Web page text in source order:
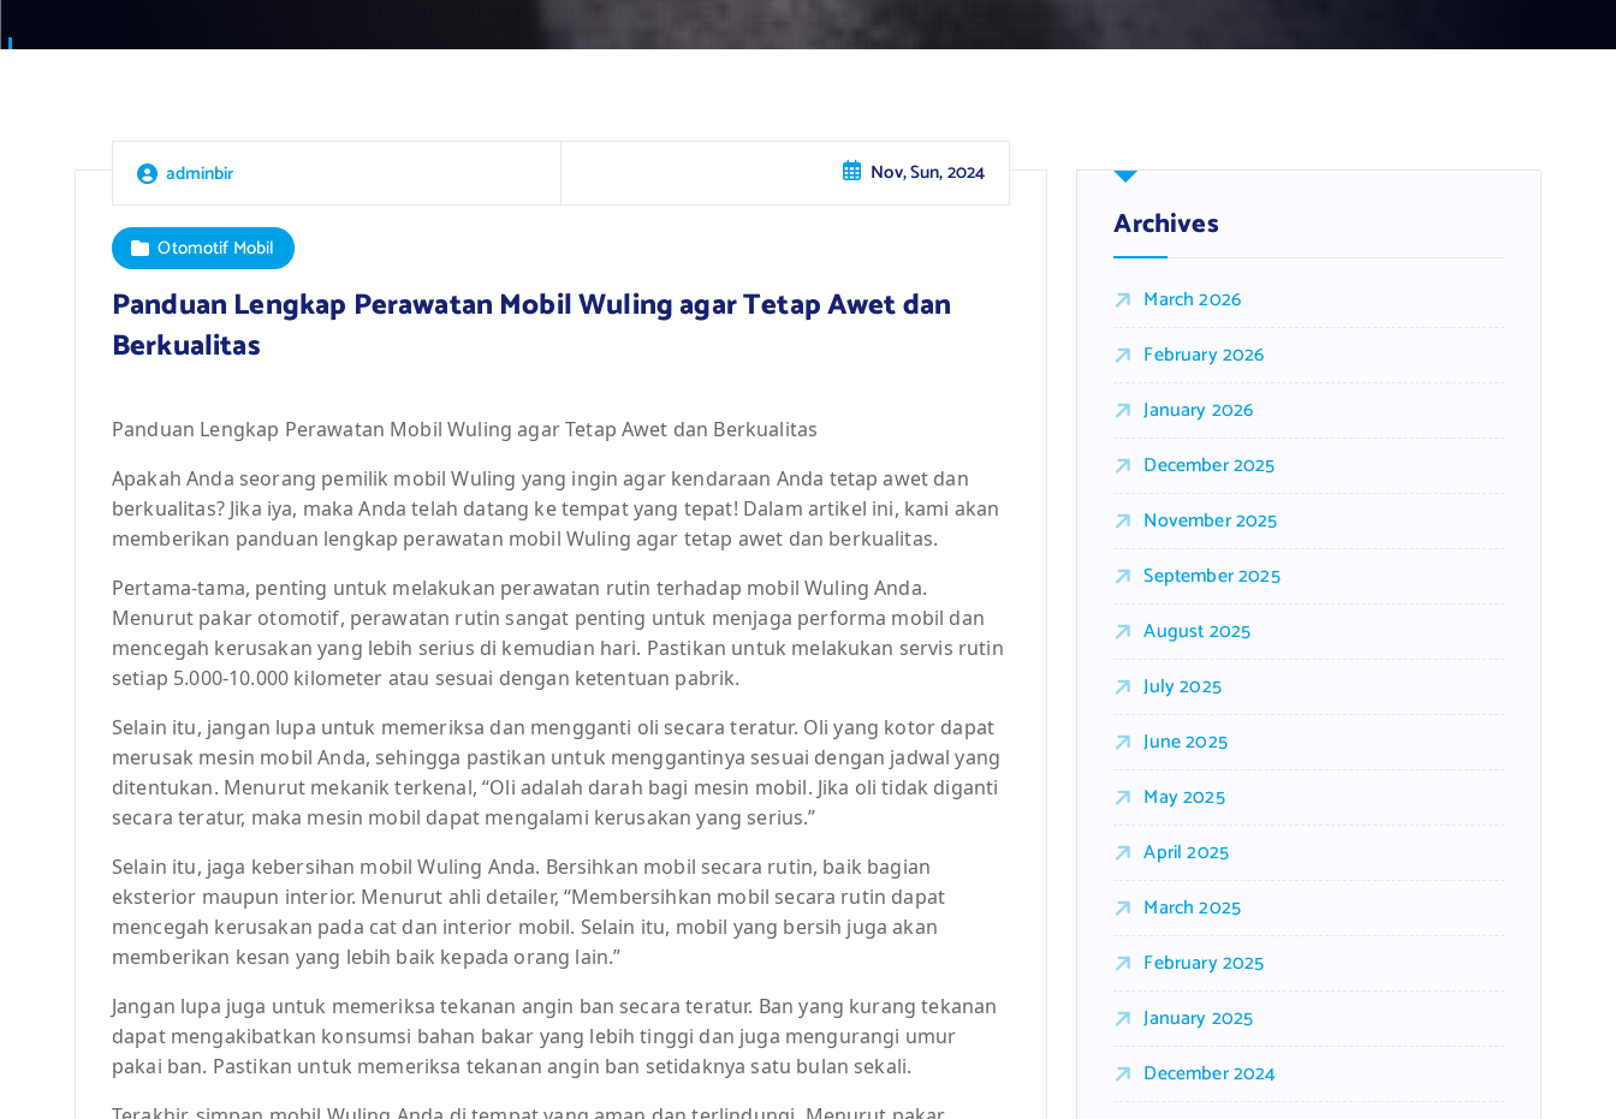
adminbir Nov, Sun, 2024
Otomotif Mobil
Panduan Lengkap Perawatan Mobil Wuling agar Tetap Awet dan
Berkualitas
Panduan Lengkap Perawatan Mobil Wuling agar Tetap Awet dan Berkualitas
Apakah Anda seorang pemilik mobil Wuling yang ingin agar kendaraan Anda tetap awet dan
berkualitas? Jika iya, maka Anda telah datang ke tempat yang tepat! Dalam artikel ini, kami akan
memberikan panduan lengkap perawatan mobil Wuling agar tetap awet dan berkualitas.
Pertama-tama, penting untuk melakukan perawatan rutin terhadap mobil Wuling Anda.
Menurut pakar otomotif, perawatan rutin sangat penting untuk menjaga performa mobil dan
mencegah kerusakan yang lebih serius di kemudian hari. Pastikan untuk melakukan servis rutin
setiap 5.000-10.000 kilometer atau sesuai dengan ketentuan pabrik.
Selain itu, jangan lupa untuk memeriksa dan mengganti oli secara teratur. Oli yang kotor dapat
merusak mesin mobil Anda, sehingga pastikan untuk menggantinya sesuai dengan jadwal yang
ditentukan. Menurut mekanik terkenal, “Oli adalah darah bagi mesin mobil. Jika oli tidak diganti
secara teratur, maka mesin mobil dapat mengalami kerusakan yang serius.”
Selain itu, jaga kebersihan mobil Wuling Anda. Bersihkan mobil secara rutin, baik bagian
eksterior maupun interior. Menurut ahli detailer, “Membersihkan mobil secara rutin dapat
mencegah kerusakan pada cat dan interior mobil. Selain itu, mobil yang bersih juga akan
memberikan kesan yang lebih baik kepada orang lain.”
Jangan lupa juga untuk memeriksa tekanan angin ban secara teratur. Ban yang kurang tekanan
dapat mengakibatkan konsumsi bahan bakar yang lebih tinggi dan juga mengurangi umur
pakai ban. Pastikan untuk memeriksa tekanan angin ban setidaknya satu bulan sekali.
Archives
March 2026
February 2026
January 2026
December 2025
November 2025
September 2025
August 2025
July 2025
June 2025
May 2025
April 2025
March 2025
February 2025
January 2025
December 2024